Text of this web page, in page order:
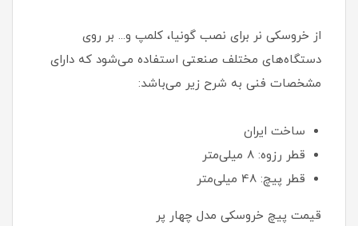
از خروسکی نر برای نصب گونیا، کلمپ و... بر روی
دستگاه‌های مختلف صنعتی استفاده می‌شود که دارای
مشخصات فنی به شرح زیر می‌باشد:
ساخت ایران
قطر رزوه: 8 میلی‌متر
قطر پیچ: 48 میلی‌متر
قیمت پیچ خروسکی مدل چهار پر